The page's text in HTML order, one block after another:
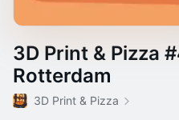
3D Print & Pizza
Rotterdam
3D Print & Pizza